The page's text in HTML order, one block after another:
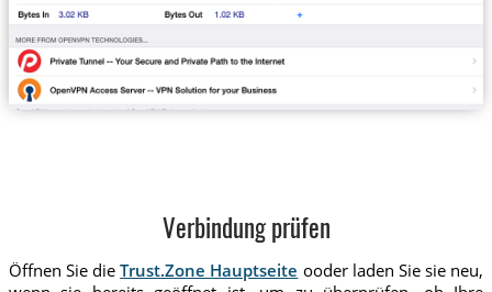
Verbindung prüfen
Öffnen Sie dieTrust.Zone Hauptseite ooder laden Sie sie neu,